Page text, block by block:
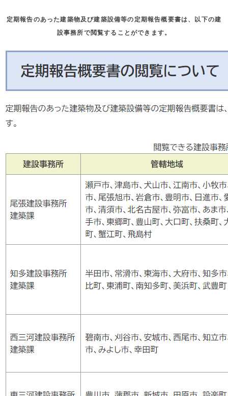
定期報告のあった建築物及び建築設備等の定期報告概要書は、以下の建
設事務所で閲覧することができます。